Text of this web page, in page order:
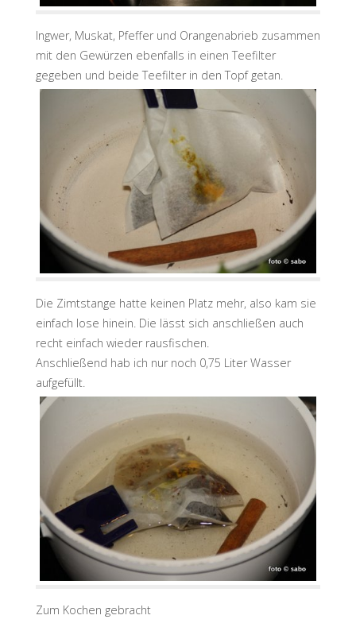
Ingwer, Muskat, Pfeffer und Orangenabrieb zusammen
mit den Gewürzen ebenfalls in einen Teefilter
gegeben und beide Teefilter in den Topf getan.
Die Zimtstange hatte keinen Platz mehr, also kam sie
einfach lose hinein. Die lässt sich anschließen auch
recht einfach wieder rausfischen.
Anschließend hab ich nur noch 0,75 Liter Wasser
aufgefüllt.
Zum Kochen gebracht